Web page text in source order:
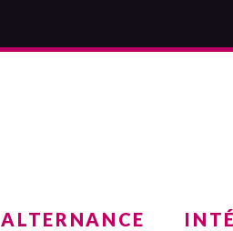
ALTERNANCE